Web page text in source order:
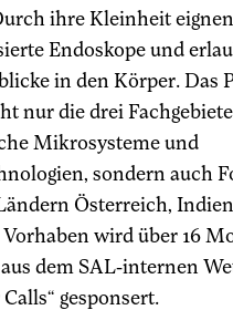
ihre Kleinheit
Endoskope und
in den Körper. Das
nur die drei
Mikrosysteme und
sondern auch
Österreich,
Vorhaben wird über 16
aus dem SAL-internen
gesponsert.